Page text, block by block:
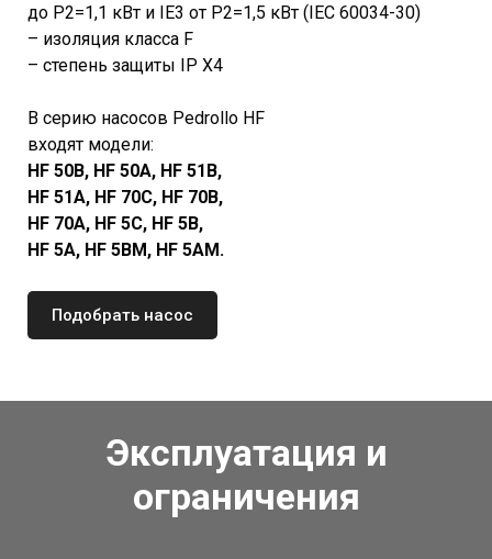
до P2=1,1 кВт и IE3 от P2=1,5 кВт (IEC 60034-30)
– изоляция класса F
– степень защиты IP X4
В серию насосов Pedrollo HF
входят модели:
HF 50B, HF 50A, HF 51B,
HF 51A, HF 70C, HF 70B,
HF 70A, HF 5C, HF 5B,
HF 5A, HF 5BM, HF 5AM.
Подобрать насос
Эксплуатация и
ограничения